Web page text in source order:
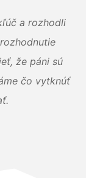
a rozhodli
že páni sú
čo vytknúť